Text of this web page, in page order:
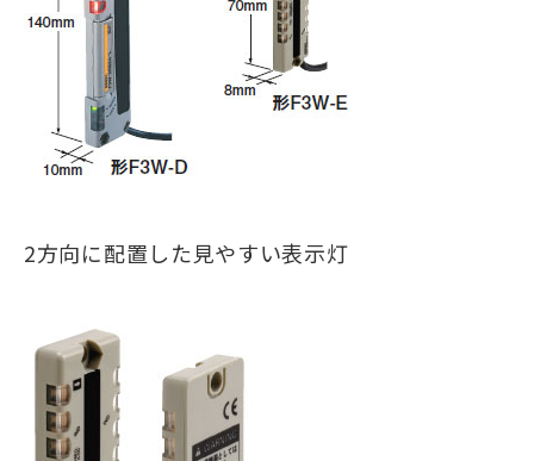
2方向に配置した見やすい表示灯